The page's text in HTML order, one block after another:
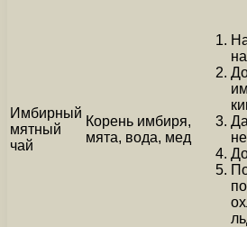
Имбирный
мятный
чай
Корень имбиря,
мята, вода, мед